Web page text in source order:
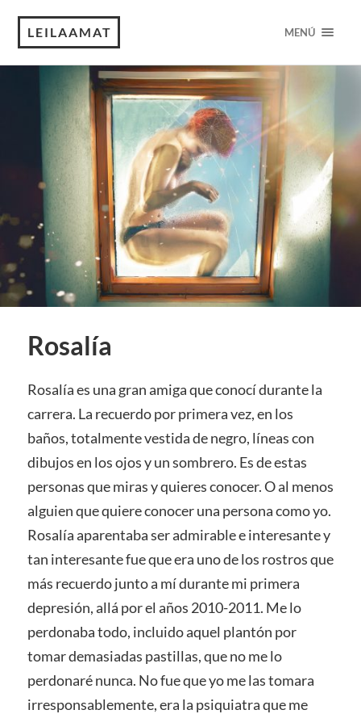
LEILAAMAT MENÚ
Rosalía
Rosalía es una gran amiga que conocí durante la
carrera. La recuerdo por primera vez, en los
baños, totalmente vestida de negro, líneas con
dibujos en los ojos y un sombrero. Es de estas
personas que miras y quieres conocer. O al menos
alguien que quiere conocer una persona como yo.
Rosalía aparentaba ser admirable e interesante y
tan interesante fue que era uno de los rostros que
más recuerdo junto a mí durante mi primera
depresión, allá por el años 2010-2011. Me lo
perdonaba todo, incluido aquel plantón por
tomar demasiadas pastillas, que no me lo
perdonaré nunca. No fue que yo me las tomara
irresponsablemente, era la psiquiatra que me